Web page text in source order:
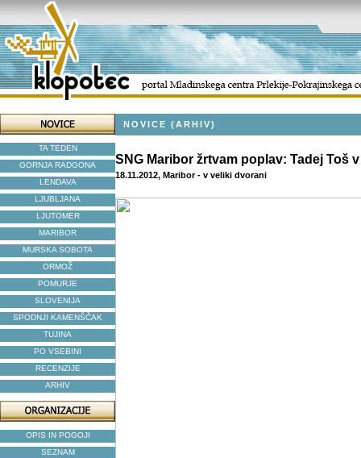
TA TEDEN
GORNJA RADGONA
LENDAVA
LJUBLJANA
LJUTOMER
MARIBOR
MURSKA SOBOTA
ORMOŽ
POMURJE
SLOVENIJA
SPODNJI KAMENŠČAK
TUJINA
PO VSEBINI
RECENZIJE
ARHIV
OPIS IN POGOJI
SEZNAM
NOVICE (ARHIV)
SNG Maribor žrtvam poplav: Tadej Toš
18.11.2012, Maribor - v veliki dvorani